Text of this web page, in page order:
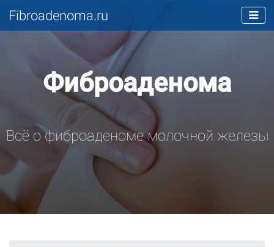
Fibroadenoma.ru
Фиброаденома
Всё о фиброаденоме молочной железы